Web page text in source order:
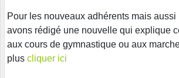
Pour les nouveaux adhérents mais
avons rédigé une nouvelle qui explique
aux cours de gymnastique ou aux
plus cliquer ici